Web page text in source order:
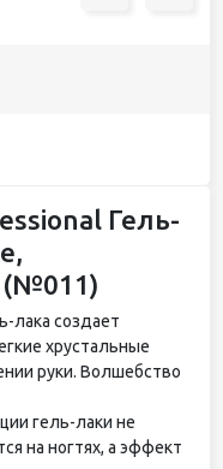
Гель-
(№011)
лака создает
хрустальные
руки. Волшебство
гель-лаки не
на ногтях, а эффект